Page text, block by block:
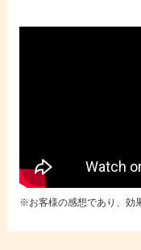
※お客様の感想であり、効